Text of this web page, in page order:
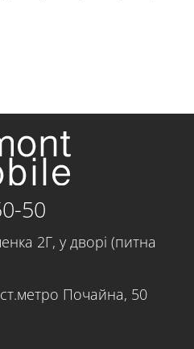
50
2Г, у дворі (питна
Почайна, 50